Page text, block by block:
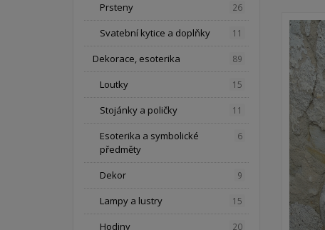
Prsteny 26
Svatební kytice a doplňky 11
Dekorace, esoterika 89
Loutky 15
Stojánky a poličky 11
Esoterika a symbolické
předměty
6
Dekor 9
Lampy a lustry 15
Hodiny 20